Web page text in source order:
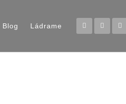
Blog Ládrame